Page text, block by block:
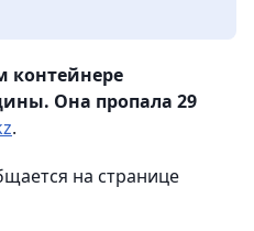
контейнере
Она пропала 29
.
на странице